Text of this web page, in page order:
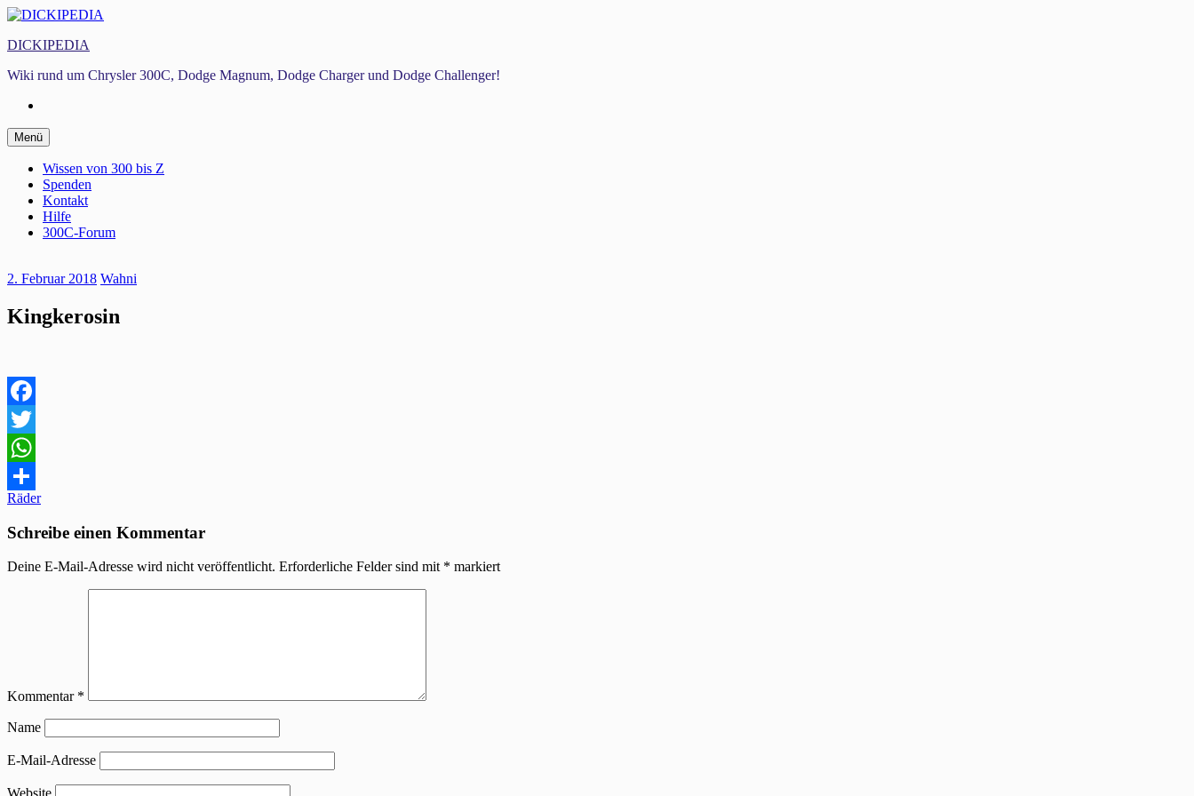
Zum
springen
DICKIPEDIA
Wiki rund um Chrysler 300C, Dodge Magnum, Dodge Charger und Dodge Challenger!
Menü Zum
Inhalt
springen
Wissen von 300 bis Z
Spenden
Kontakt
Hilfe
300C-Forum
2. Februar 2018 Wahni
Kingkerosin
Facebook
Twitter
WhatsApp
Teilen
Beitragsnavigation
Räder
Schreibe einen Kommentar
Deine E-Mail-Adresse wird nicht veröffentlicht. Erforderliche Felder sind mit * markiert
Kommentar *
Name
E-Mail-Adresse